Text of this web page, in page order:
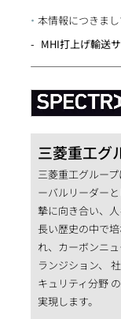
本情報につきまし
MHI打上げ輸送
三菱重工グ
三菱重工グルー
ーバルリーダー
摯に向き合い、
長い歴史の中で
れ、カーボンニ
ランジション、
キュリティ分野
実現します。